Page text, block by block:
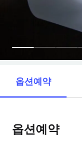
옵션예약
옵션예약